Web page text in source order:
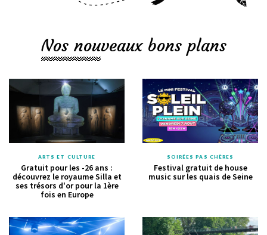
Nos nouveaux bons plans
ARTS ET CULTURE
Gratuit pour les -26 ans :
découvrez le royaume Silla et
ses trésors d'or pour la 1ère
fois en Europe
SOIRÉES PAS CHÈRES
Festival gratuit de house
music sur les quais de Seine